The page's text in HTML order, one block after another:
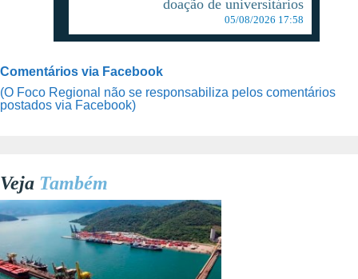
doação de universitários
05/08/2026 17:58
Comentários via Facebook
(O Foco Regional não se responsabiliza pelos comentários
postados via Facebook)
Veja Também